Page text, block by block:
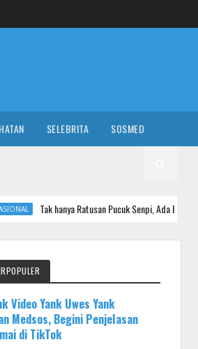
SELEBRITA SOSMED
Ratusan Pucuk Senpi, Ada Bunker Misterius di
Video Yank Uwes Yank
Medsos, Begini Penjelasan
di TikTok